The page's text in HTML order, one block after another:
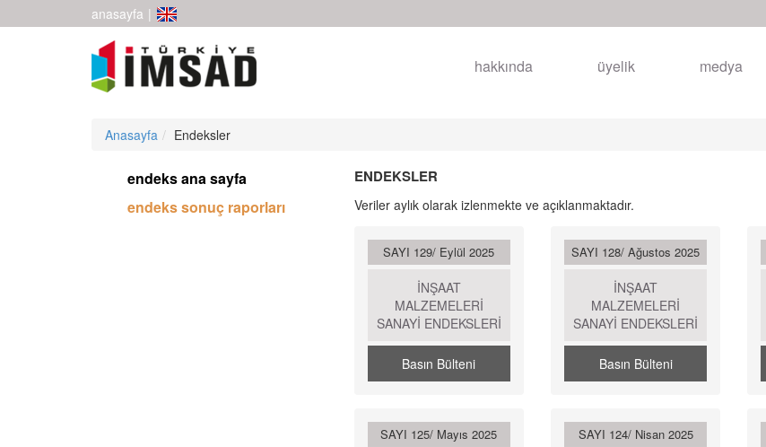
anasayfa |
hakkında üyelik medya
Anasayfa Endeksler
endeks ana sayfa
endeks sonuç raporları
ENDEKSLER
Veriler aylık olarak izlenmekte ve açıklanmaktadır.
SAYI 129/ Eylül 2025
İNŞAAT
MALZEMELERİ
SANAYİ ENDEKSLERİ
Basın Bülteni
SAYI 128/ Ağustos 2025
İNŞAAT
MALZEMELERİ
SANAYİ ENDEKSLERİ
Basın Bülteni
SAYI 125/ Mayıs 2025 SAYI 124/ Nisan 2025